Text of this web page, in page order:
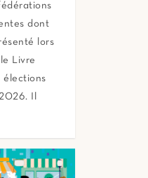
dont
lors
Livre
élections
Il